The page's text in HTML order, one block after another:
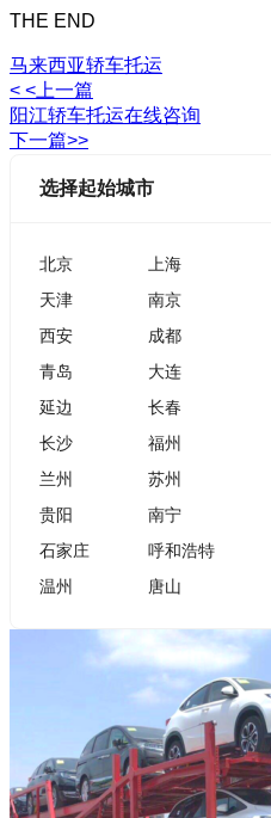
THE END
马来西亚轿车托运
< <上一篇
阳江轿车托运在线咨询
下一篇>>
选择起始城市
北京 上海
天津
南京
西安
成都
青岛
大连
延边
长春
长沙
福州
兰州
苏州
贵阳
南宁
石家庄
呼和浩特
温州
唐山